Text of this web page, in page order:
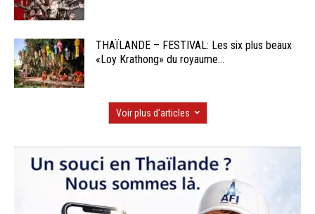
THAÏLANDE – FESTIVAL: Les six plus beaux
«Loy Krathong» du royaume...
Voir plus d'articles